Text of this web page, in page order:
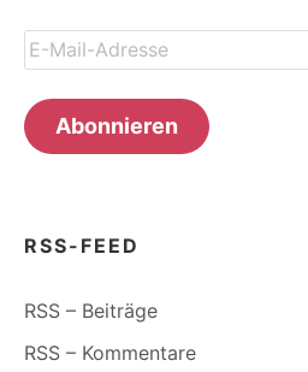
E-
Mail-
Adresse
Abonnieren
RSS-FEED
RSS – Beiträge
RSS – Kommentare